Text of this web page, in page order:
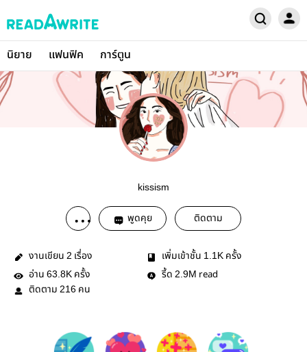
นิยาย แฟนฟิค การ์ตูน
kissism
พูดคุย ติดตาม
งานเขียน 2 เรื่อง เพิ่มเข้าชั้น 1.1K ครั้ง
อ่าน 63.8K ครั้ง รี้ด 2.9M read
ติดตาม 216 คน